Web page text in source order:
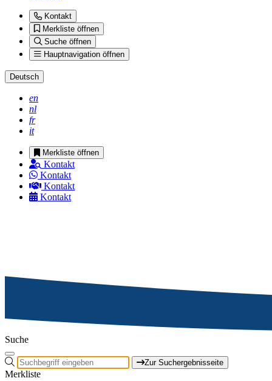
Kontakt
Merkliste öffnen
Suche öffnen
Hauptnavigation öffnen
Deutsch
en
nl
fr
it
Merkliste öffnen
Kontakt
Kontakt
Kontakt
Kontakt
Suche
Zur Suchergebnisseite
Merkliste